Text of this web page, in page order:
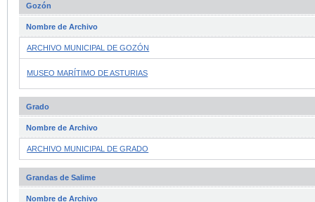
Gozón
Nombre de Archivo
ARCHIVO MUNICIPAL DE GOZÓN
MUSEO MARÍTIMO DE ASTURIAS
Grado
Nombre de Archivo
ARCHIVO MUNICIPAL DE GRADO
Grandas de Salime
Nombre de Archivo